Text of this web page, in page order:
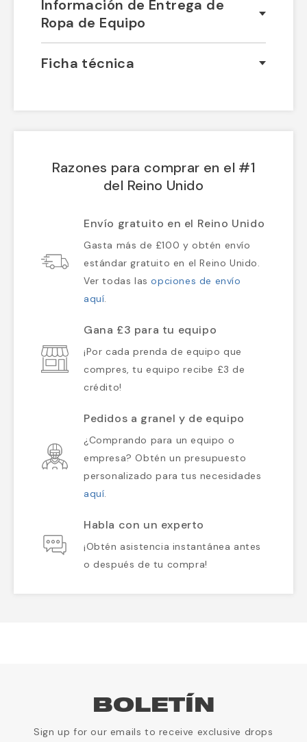
Información de Entrega de
Ropa de Equipo
Ficha técnica
Razones para comprar en el #1
del Reino Unido
Envío gratuito en el Reino Unido
Gasta más de £100 y obtén envío
estándar gratuito en el Reino Unido.
Ver todas lasopciones de envío
aquí.
Gana £3 para tu equipo
¡Por cada prenda de equipo que
compres, tu equipo recibe £3 de
crédito!
Pedidos a granel y de equipo
¿Comprando para un equipo o
empresa? Obtén un presupuesto
personalizado para tus necesidades
aquí.
Habla con un experto
¡Obtén asistencia instantánea antes
o después de tu compra!
BOLETÍN
Sign up for our emails to receive exclusive drops